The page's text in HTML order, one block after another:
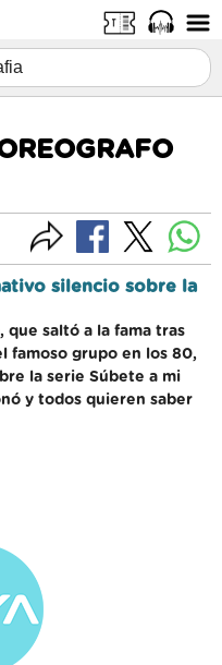
silencio sobre la
que saltó a la fama tras
famoso grupo en los 80,
la serie Súbete a mi
y todos quieren saber